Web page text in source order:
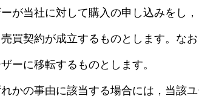
が当社に対して購入の申し込みをし
買契約が成立するものとします。な
ーに移転するものとします。
かの事由に該当する場合には，当該